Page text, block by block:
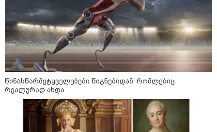
ვახტანგ კაპანაძე - დიახ, ომი
დაიწყო რუსეთმა და წერტილი!
აშშ-მა საქართველოში
დაფუძნებული კრიპტოკომპანია
დაასანქცირა
წინასწარმეტყველებები წიგნებიდან, რომლებიც
რეალურად ახდა